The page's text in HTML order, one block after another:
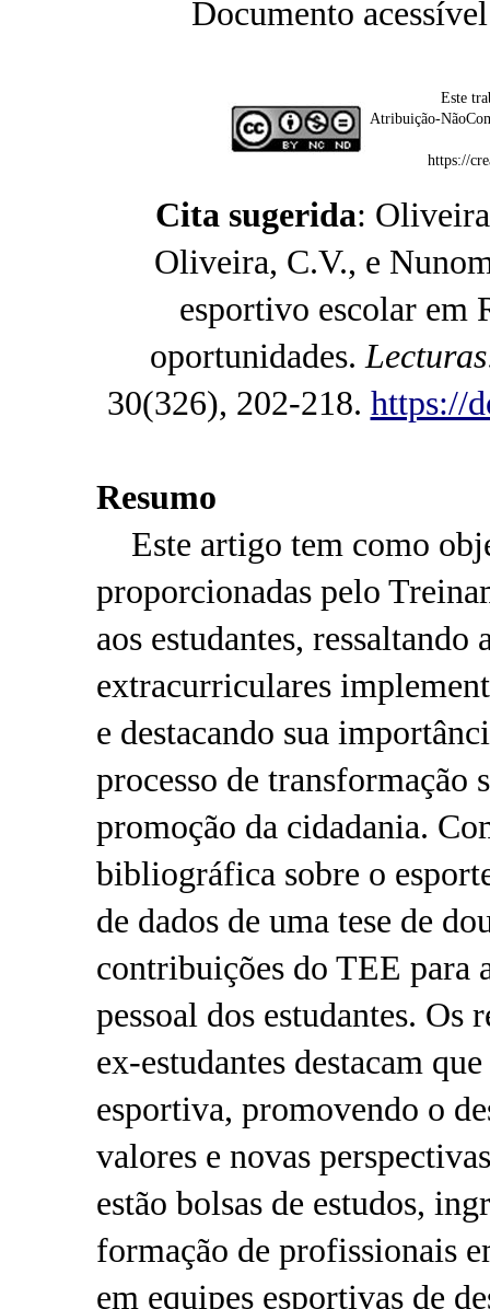
Documento
Este
Atribuição-
https://
Cita sugerida:
Oliveira, C.V., e
esportivo escolar em
oportunidades.
30(326), 202-218. https://
Resumo
Este artigo tem como
proporcionadas pelo
aos estudantes,
extracurriculares
e destacando sua
processo de transformação
promoção da cidadania.
bibliográfica sobre o
de dados de uma tese de
contribuições do TEE para
pessoal dos estudantes. Os
ex-estudantes destacam
esportiva, promovendo o
valores e novas
estão bolsas de estudos,
formação de profissionais
em equipes esportivas de